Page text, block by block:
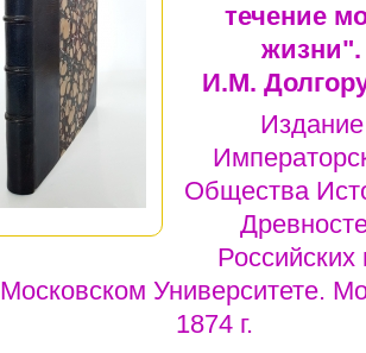
течение
жизни".
И.М.
Издание
Общества
Российских
Московском Университете.
1874 г.